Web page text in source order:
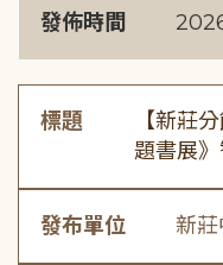
發佈時間
標題
【新莊
題書展
發布單位 新莊